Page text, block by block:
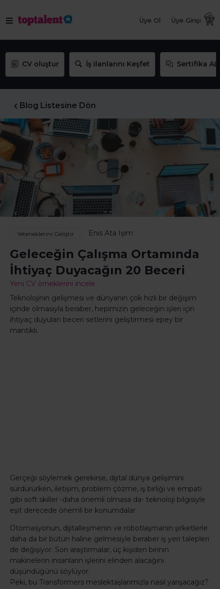
Üye Ol Üye Girişi
CV oluştur İş ilanlarını Keşfet Sertifika AL
Blog Listesine Dön
Yeteneklerini Geliştir Enis Ata Işım
Geleceğin Çalışma Ortamında
İhtiyaç Duyacağın 20 Beceri
Yeni CV örneklerini incele
Teknolojinin gelişmesi ve dünyanın çok hızlı bir değişim
içinde olmasıyla beraber, hepimizin geleceğin işleri için
ihtiyaç duyulan beceri setlerini geliştirmesi epey bir
mantıklı.
Gerçeği söylemek gerekirse, dijital dünya gelişimini
sürdürürken, iletişim, problem çözme, iş birliği ve empati
gibi soft skiller -daha önemli olmasa da- teknoloji bilgisiyle
eşit derecede önemli bir konumdalar.
Otomasyonun, dijitalleşmenin ve robotlaşmanın şirketlerle
daha da bir bütün haline gelmesiyle beraber iş yeri talepleri
de değişiyor. Son araştırmalar, üç kişiden birinin
makinelerin insanların işlerini elinden alacağını
düşündüğünü söylüyor.
Peki, bu Transformers meslektaşlarımızla nasıl yarışacağız?